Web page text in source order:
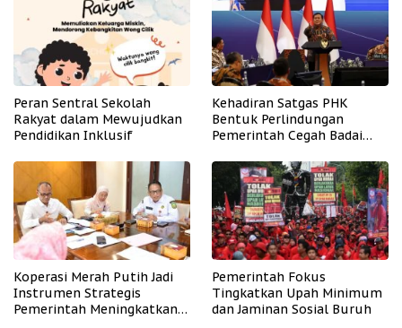
Peran Sentral Sekolah
Rakyat dalam Mewujudkan
Pendidikan Inklusif
Kehadiran Satgas PHK
Bentuk Perlindungan
Pemerintah Cegah Badai
Koperasi Merah Putih Jadi
Instrumen Strategis
Pemerintah Meningkatkan
Pemerintah Fokus
Tingkatkan Upah Minimum
dan Jaminan Sosial Buruh